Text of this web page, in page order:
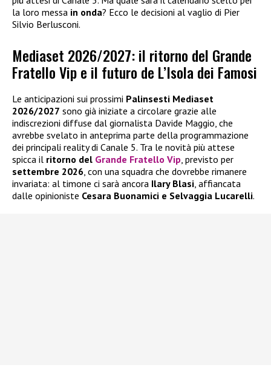
la loro messa in onda? Ecco le decisioni al vaglio di Pier
Silvio Berlusconi.
Mediaset 2026/2027: il ritorno del Grande
Fratello Vip e il futuro de L’Isola dei Famosi
Le anticipazioni sui prossimi Palinsesti Mediaset
2026/2027 sono già iniziate a circolare grazie alle
indiscrezioni diffuse dal giornalista Davide Maggio, che
avrebbe svelato in anteprima parte della programmazione
dei principali reality di Canale 5. Tra le novità più attese
spicca il ritorno del Grande Fratello Vip , previsto per
settembre 2026 , con una squadra che dovrebbe rimanere
invariata: al timone ci sarà ancora Ilary Blasi , affiancata
dalle opinioniste Cesara Buonamici e Selvaggia Lucarelli.